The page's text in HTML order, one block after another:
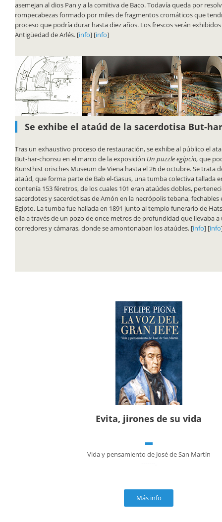
asemejan al dios Pan y a la comitiva de Baco. Todavía queda por
rompecabezas formado por miles de fragmentos cromáticos que
proceso que podría durar hasta diez años. Los frescos serán
Antigüedad de Arlés. [info] [info]
Se exhibe el ataúd de la sacerdotisa But-
Tras un exhaustivo proceso de restauración, se exhibe al público el
But-har-chonsu en el marco de la exposición Un puzzle egipcio, que
Kunsthist orisches Museum de Viena hasta el 26 de octubre. Se trata
ataúd, que forma parte de Bab el-Gasus, una tumba colectiva tallada
contenía 153 féretros, de los cuales 101 eran ataúdes dobles,
sacerdotes y sacerdotisas de Amón en la necrópolis tebana, fechables
Egipto. La tumba fue hallada en 1891 junto al templo funerario de
ella a través de un pozo de once metros de profundidad que llevaba
corredores y cámaras, donde se amontonaban los ataúdes. [info] [info
Evita, jirones de su vida
Vida y pensamiento de José de San Martín
Más info